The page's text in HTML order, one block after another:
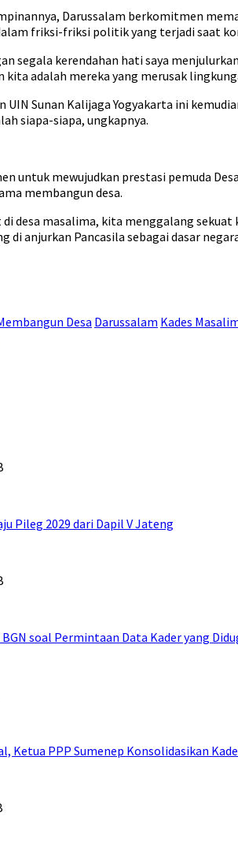
Darussalam berkomitmen
friksi-friksi politik yang terjadi saat
segala kerendahan hati saya
kita adalah mereka yang merusak
UIN Sunan Kalijaga Yogyakarta ini
siapa-siapa, ungkapnya.
untuk mewujudkan prestasi pemuda
membangun desa.
di desa masalima, kita menggalang
di anjurkan Pancasila sebagai dasar
Desa Darussalam Kades
Pileg 2029 dari Dapil V Jateng
soal Permintaan Data Kader yang
Ketua PPP Sumenep Konsolidasikan